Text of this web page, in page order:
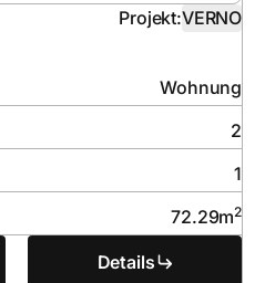
Projekt:VERNO
Wohnung
2
1
72.29m2
Details